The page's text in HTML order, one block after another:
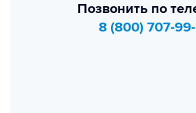
Позвонить по
8 (800) 707-